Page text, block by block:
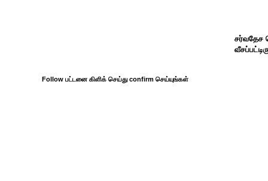
சர்வதேச
Follow பட்டனை கிளிக் செய்து confirm செய்யுங்கள்